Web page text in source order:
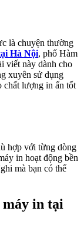
là chuyện thường
Hà Nội, phố Hàm
viết này dành cho
xuyên sử dụng
chất lượng in ấn tốt
hợp với từng dòng
in hoạt động bền
mà bạn có thể
in tại